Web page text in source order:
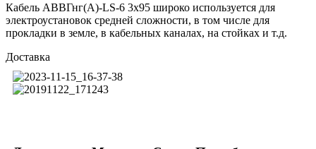
Кабель АВВГнг(А)-LS-6 3х95 широко используется для
электроустановок средней сложности, в том числе для
прокладки в земле, в кабельных каналах, на стойках и т.д.
Доставка